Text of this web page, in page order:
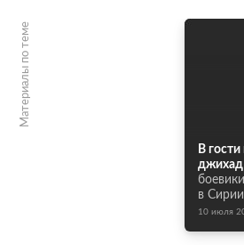
Материалы по теме
В
джихад
в
10 июля